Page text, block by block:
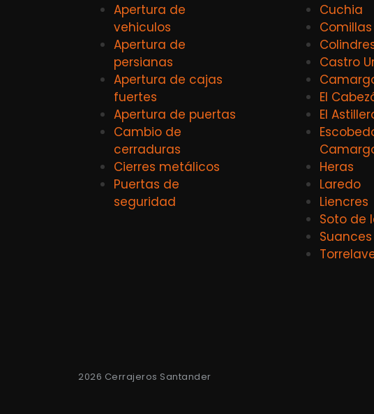
Apertura de
vehiculos
Apertura de
persianas
Apertura de cajas
fuertes
Apertura de puertas
Cambio de
cerraduras
Cierres metálicos
Puertas de
seguridad
Cuchia
Comillas
Castro
El
El
Heras
Laredo
Liencres
Soto de
Suances
2026 Cerrajeros Santander